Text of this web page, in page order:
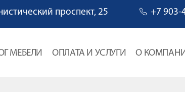
проспект, 25 +7 903-
МЕБЕЛИ ОПЛАТА И УСЛУГИ О